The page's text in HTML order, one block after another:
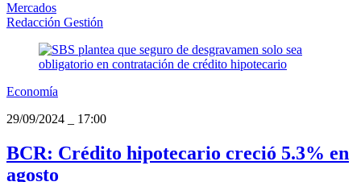
Mercados
Redacción Gestión
Economía
29/09/2024
17:00
BCR: Crédito hipotecario creció 5.3% en
agosto